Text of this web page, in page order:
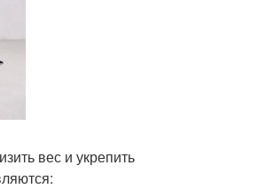
вес и укрепить